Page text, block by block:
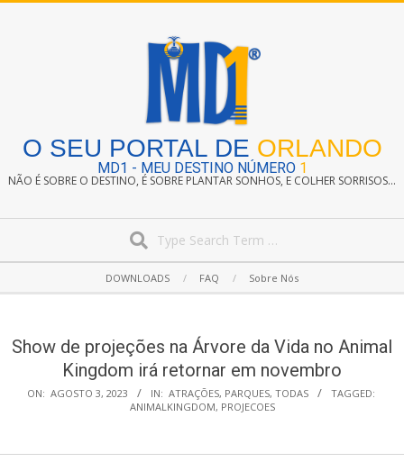
O SEU PORTAL DE ORLANDO
MD1 - MEU DESTINO NÚMERO 1
NÃO É SOBRE O DESTINO, É SOBRE PLANTAR SONHOS, E COLHER SORRISOS...
Navigation
DOWNLOADS FAQ Sobre Nós
Show de projeções na Árvore da Vida no Animal
Kingdom irá retornar em novembro
ON: AGOSTO 3, 2023 IN: ATRAÇÕES, PARQUES, TODAS
TAGGED:
ANIMALKINGDOM, PROJECOES